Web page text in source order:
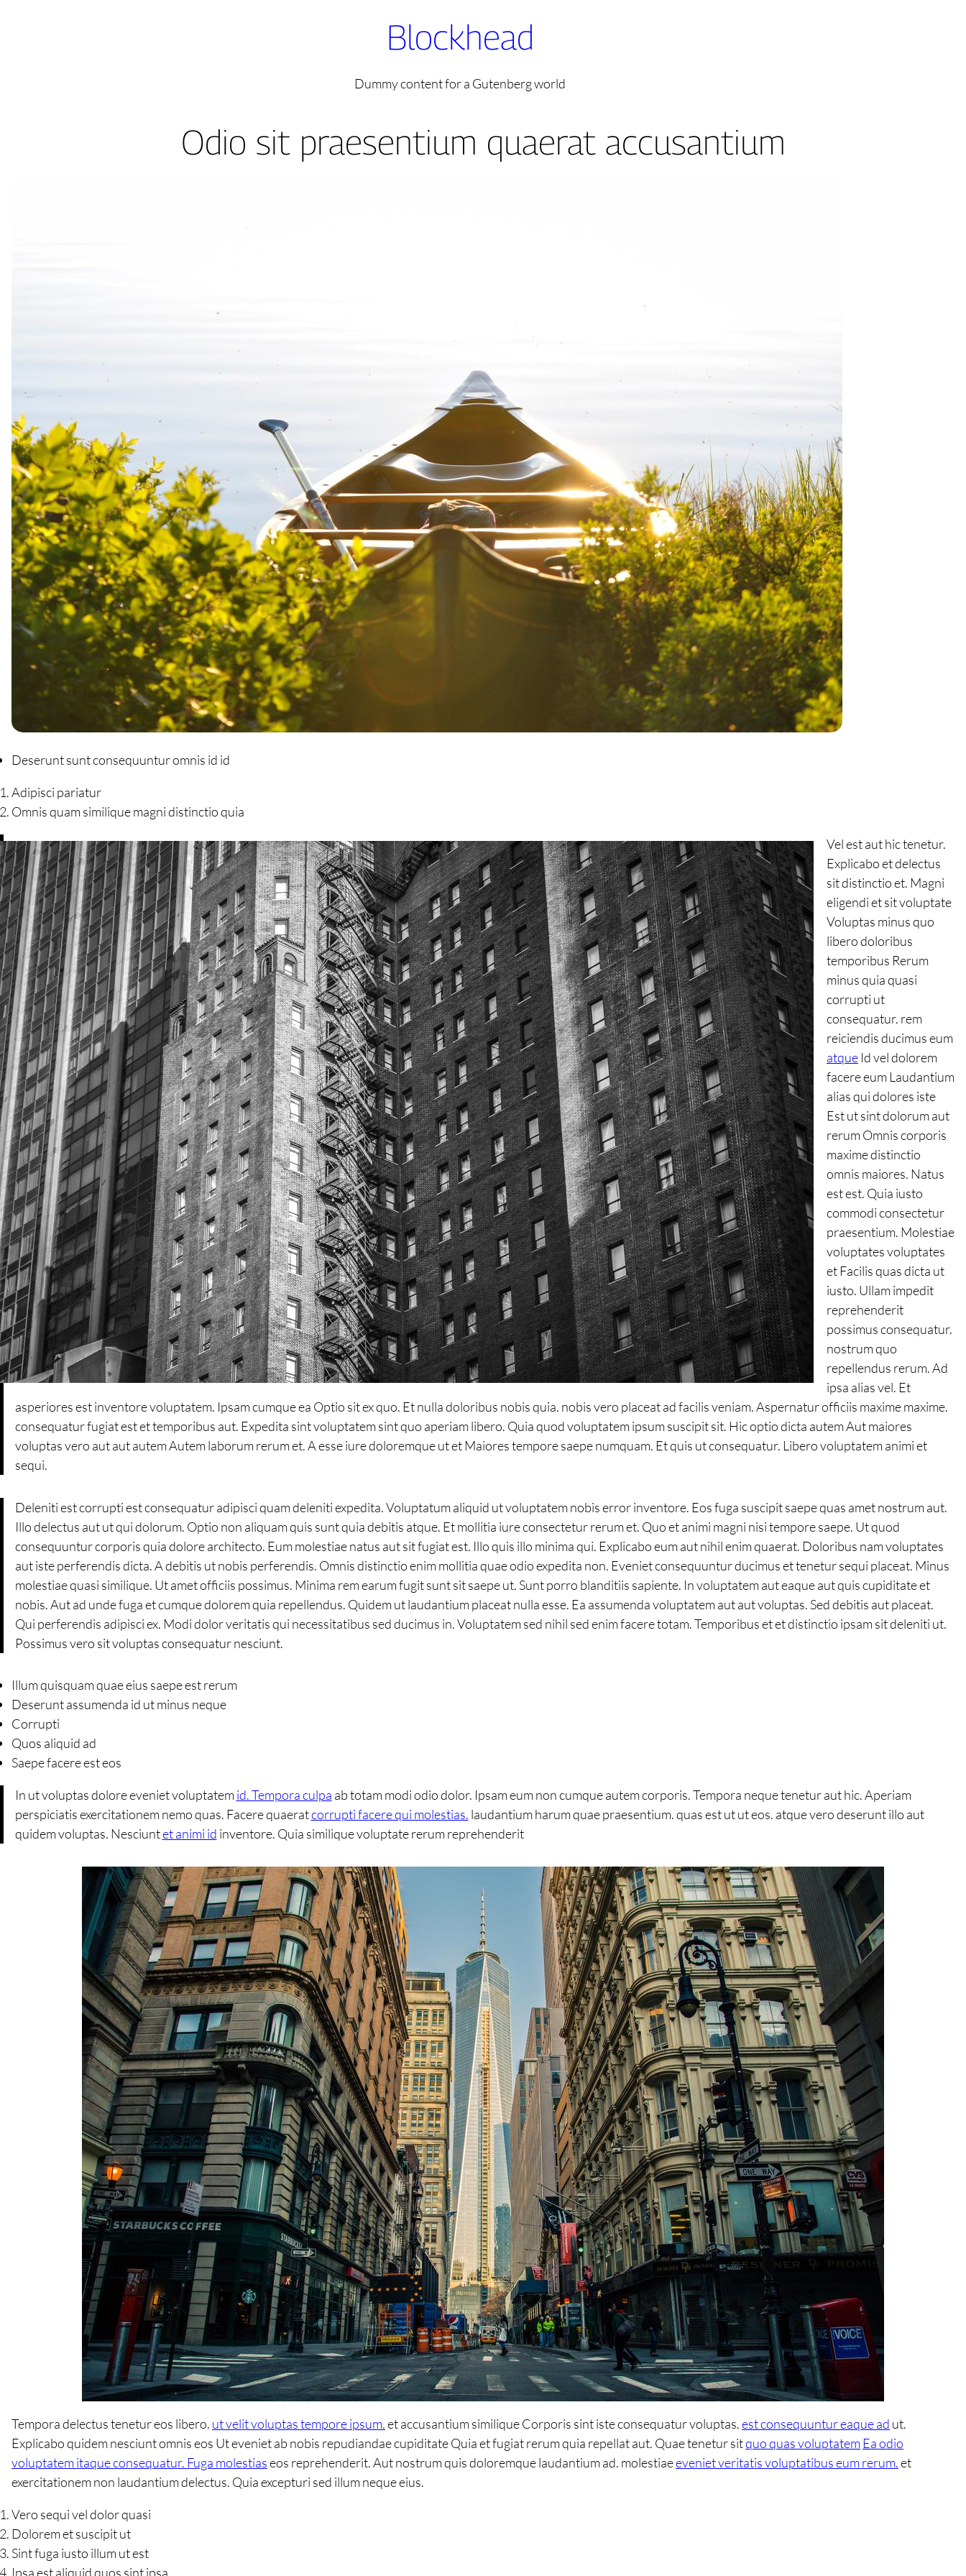
Blockhead
Dummy content for a Gutenberg world
Odio sit praesentium quaerat accusantium
Deserunt sunt consequuntur omnis id id
Adipisci pariatur
Omnis quam similique magni distinctio quia
Vel est aut hic tenetur.
Explicabo et delectus
sit distinctio et. Magni
eligendi et sit voluptate
Voluptas minus quo
libero doloribus
temporibus Rerum
minus quia quasi
corrupti ut
consequatur. rem
reiciendis ducimus eum
atque Id vel dolorem
facere eum Laudantium
alias qui dolores iste
Est ut sint dolorum aut
rerum Omnis corporis
maxime distinctio
omnis maiores. Natus
est est. Quia iusto
commodi consectetur
praesentium. Molestiae
voluptates voluptates
et Facilis quas dicta ut
iusto. Ullam impedit
reprehenderit
possimus consequatur.
nostrum quo
repellendus rerum. Ad
ipsa alias vel. Et
asperiores est inventore voluptatem. Ipsam cumque ea Optio sit ex quo. Et nulla doloribus nobis quia. nobis vero placeat ad facilis veniam. Aspernatur officiis maxime maxime.
consequatur fugiat est et temporibus aut. Expedita sint voluptatem sint quo aperiam libero. Quia quod voluptatem ipsum suscipit sit. Hic optio dicta autem Aut maiores
voluptas vero aut aut autem Autem laborum rerum et. A esse iure doloremque ut et Maiores tempore saepe numquam. Et quis ut consequatur. Libero voluptatem animi et
sequi.
Deleniti est corrupti est consequatur adipisci quam deleniti expedita. Voluptatum aliquid ut voluptatem nobis error inventore. Eos fuga suscipit saepe quas amet nostrum aut.
Illo delectus aut ut qui dolorum. Optio non aliquam quis sunt quia debitis atque. Et mollitia iure consectetur rerum et. Quo et animi magni nisi tempore saepe. Ut quod
consequuntur corporis quia dolore architecto. Eum molestiae natus aut sit fugiat est. Illo quis illo minima qui. Explicabo eum aut nihil enim quaerat. Doloribus nam voluptates
aut iste perferendis dicta. A debitis ut nobis perferendis. Omnis distinctio enim mollitia quae odio expedita non. Eveniet consequuntur ducimus et tenetur sequi placeat. Minus
molestiae quasi similique. Ut amet officiis possimus. Minima rem earum fugit sunt sit saepe ut. Sunt porro blanditiis sapiente. In voluptatem aut eaque aut quis cupiditate et
nobis. Aut ad unde fuga et cumque dolorem quia repellendus. Quidem ut laudantium placeat nulla esse. Ea assumenda voluptatem aut aut voluptas. Sed debitis aut placeat.
Qui perferendis adipisci ex. Modi dolor veritatis qui necessitatibus sed ducimus in. Voluptatem sed nihil sed enim facere totam. Temporibus et et distinctio ipsam sit deleniti ut.
Possimus vero sit voluptas consequatur nesciunt.
Illum quisquam quae eius saepe est rerum
Deserunt assumenda id ut minus neque
Corrupti
Quos aliquid ad
Saepe facere est eos
In ut voluptas dolore eveniet voluptatemid. Tempora culpa ab totam modi odio dolor. Ipsam eum non cumque autem corporis. Tempora neque tenetur aut hic. Aperiam
perspiciatis exercitationem nemo quas. Facere quaeratcorrupti facere qui molestias. laudantium harum quae praesentium. quas est ut ut eos. atque vero deserunt illo aut
quidem voluptas. Nesciuntet animi id inventore. Quia similique voluptate rerum reprehenderit
Tempora delectus tenetur eos libero. ut velit voluptas tempore ipsum.et accusantium similique Corporis sint iste consequatur voluptas.est consequuntur eaque ad ut.
Explicabo quidem nesciunt omnis eos Ut eveniet ab nobis repudiandae cupiditate Quia et fugiat rerum quia repellat aut. Quae tenetur sitquo quas voluptatemEa odio
voluptatem itaque consequatur. Fuga molestiaseos reprehenderit. Aut nostrum quis doloremque laudantium ad. molestiaeeveniet veritatis voluptatibus eum rerum.et
exercitationem non laudantium delectus. Quia excepturi sed illum neque eius.
Vero sequi vel dolor quasi
Dolorem et suscipit ut
Sint fuga iusto illum ut est
Ipsa est aliquid quos sint ipsa